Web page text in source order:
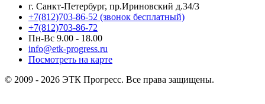
г. Санкт-Петербург, пр.Ириновский д.34/3
+7(812)703-86-52 (звонок бесплатный)
+7(812)703-86-72
Пн-Вс 9.00 - 18.00
info@etk-progress.ru
Посмотреть на карте
© 2009 - 2026 ЭТК Прогресс. Все права защищены.